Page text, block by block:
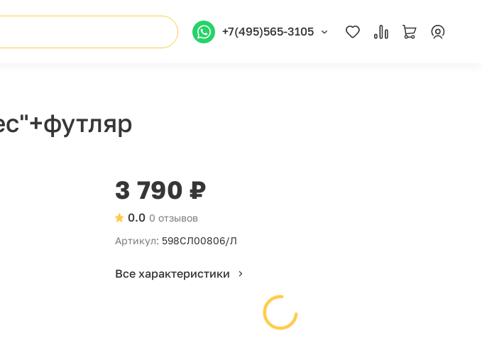
+7(495)565-3105
3 790 ₽
0 отзывов
0.0
Артикул: 598СЛ00806/Л
Все характеристики